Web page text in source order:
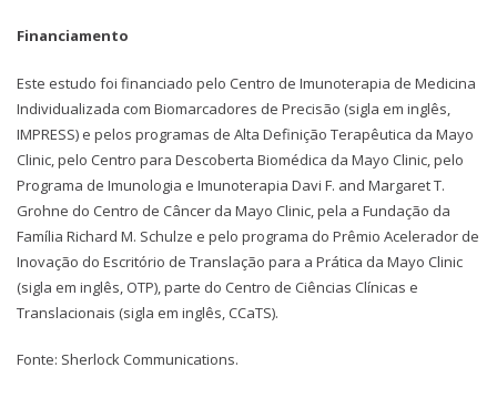
Financiamento
Este estudo foi financiado pelo Centro de Imunoterapia de Medicina
Individualizada com Biomarcadores de Precisão (sigla em inglês,
IMPRESS) e pelos programas de Alta Definição Terapêutica da Mayo
Clinic, pelo Centro para Descoberta Biomédica da Mayo Clinic, pelo
Programa de Imunologia e Imunoterapia Davi F. and Margaret T.
Grohne do Centro de Câncer da Mayo Clinic, pela a Fundação da
Família Richard M. Schulze e pelo programa do Prêmio Acelerador de
Inovação do Escritório de Translação para a Prática da Mayo Clinic
(sigla em inglês, OTP), parte do Centro de Ciências Clínicas e
Translacionais (sigla em inglês, CCaTS).
Fonte: Sherlock Communications.